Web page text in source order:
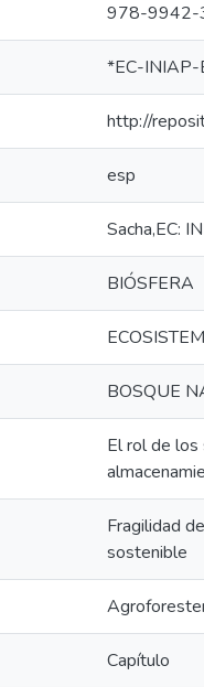
978-
*EC-INIAP-
http://
esp
Sacha,EC:
BIÓSFERA
BOSQUE
El rol de los
Fragilidad
sostenible
Capítulo